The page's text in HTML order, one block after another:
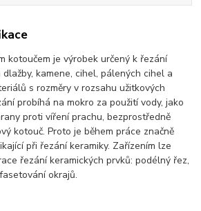
kotoučem je výrobek určený k řezání
kamene, cihel, pálených cihel a
s rozměry v rozsahu užitkových
probíhá na mokro za použití vody, jako
proti víření prachu, bezprostředně
kotouč. Proto je během práce značně
při řezání keramiky. Zařízením lze
řezání keramických prvků: podélný řez,
okrajů.